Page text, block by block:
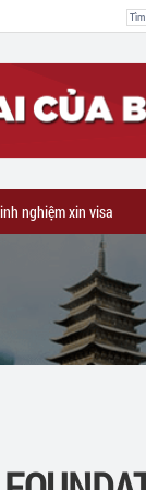
nghiệm xin visa